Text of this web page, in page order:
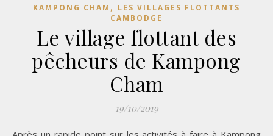
KAMPONG CHAM , LES VILLAGES FLOTTANTS
CAMBODGE
Le village flottant des
pêcheurs de Kampong
Cham
19/10/2019